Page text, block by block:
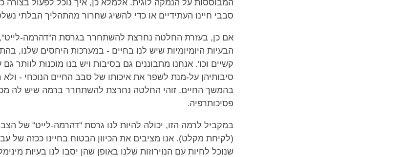
המבוססות על הנמקה לוגית. אלמלא כן, איך נוכל לפעול בצורה
סבבי חיינו העתידיים או כדי להשיג שחרור מהתהליך הבלתי
אם כן, בעזרת החלטה נחרצת להשתחרר בגרסת ה"דהרמה-לייט",
הבעיות היומיומיות שיש לנו בחיים - במערכות היחסים שלנו,
קשיים וכו'. אנחנו מתבוננים גם בסיבות ויש בנו מוכנוּת לוותר
סיבותיהן על-מנת לשפר את איכותו של סבב החיים הנוכחי - ולא
בהמשך החיים. זוהי החלטה נחרצת להשתחרר ברמה שיש לה
פסיכותרפיה.
במקביל לרמה הזו, יכולה להיות לנו גרסת "דהרמה-לייט" של
(לקיחת מקלט). אנו מציבים את הכיוון הבטוח בחיינו ככזה של
שנוכל לחיות עם הנוירוזות שלנו באופן שהן יסבו לנו בעיות